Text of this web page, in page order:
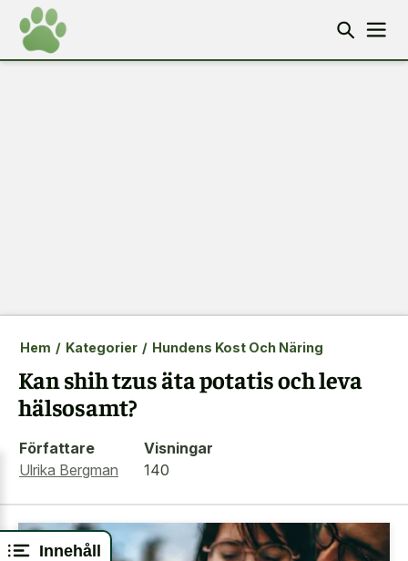
Innehåll
Hem / Kategorier / Hundens Kost Och Näring
Kan shih tzus äta potatis och leva
hälsosamt?
Författare
Ulrika Bergman
Visningar
140